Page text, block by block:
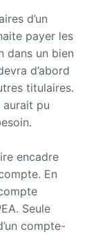
d’un
payer les
dans un bien
d’abord
titulaires.
pu
encadre
En
Seule
compte-